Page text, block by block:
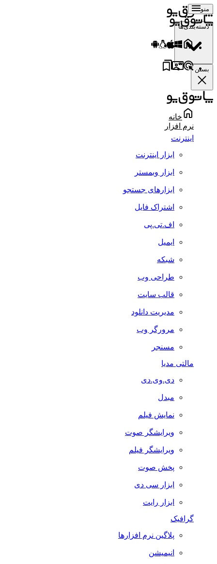
منو
دسته‌بندی‌ها
بستن
خانه
نرم افزار
اینترنت
ابزار اینترنت
ابزار وبمستر
ابزارهای جستجو
اشتراک فایل
اف.تی.پی
ایمیل
شبکه
طراحی وب
قالب سایت
مدیریت دانلود
مرورگر وب
مسنجر
مالتی مدیا
دی.وی.دی
مبدل
نمایش فیلم
ویرایشگر صوت
ویرایشگر فیلم
پخش صوت
ابزار سی دی
ابزار رایت
گرافیک
پلاگین نرم افزارها
انیمیشن